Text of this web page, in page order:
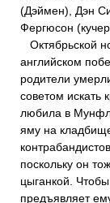
(Дэймен), Дэн
Фергюсон
Октябрьской
английском
родители
советом искать
любила в
яму на
поскольку он
цыганкой.
предъявляет